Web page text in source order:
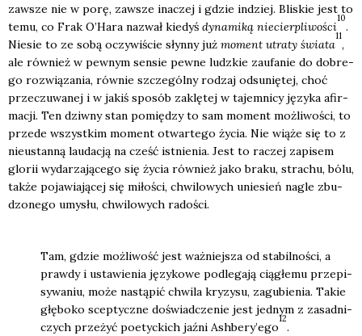
zawsze nie w porę, zawsze ina­czej i gdzie indziej. Bli­skie jest to
temu, co Frak O’Hara nazwał kie­dyś dyna­mi­ką nie­cier­pli­wo­ści
10
.
Nie­sie to ze sobą oczy­wi­ście słyn­ny już moment utra­ty świa­ta
11
,
ale rów­nież w pew­nym sen­sie pew­ne ludz­kie zaufa­nie do dobre­
go roz­wią­za­nia, rów­nie szcze­gól­ny rodzaj odsu­nię­tej, choć
prze­czu­wa­nej i w jakiś spo­sób zaklę­tej w tajem­ni­cy języ­ka afir­
ma­cji. Ten dziw­ny stan pomię­dzy to sam moment moż­li­wo­ści, to
przede wszyst­kim moment otwar­te­go życia. Nie wią­że się to z
nie­ustan­ną lau­da­cją na cześć ist­nie­nia. Jest to raczej zapi­sem
glo­rii wyda­rza­ją­ce­go się życia rów­nież jako bra­ku, stra­chu, bólu,
tak­że poja­wia­ją­cej się miło­ści, chwi­lo­wych unie­sień nagle zbu­
dzo­ne­go umy­słu, chwi­lo­wych rado­ści.
Tam, gdzie moż­li­wość jest waż­niej­sza od sta­bil­no­ści, a
praw­dy i usta­wie­nia języ­ko­we pod­le­ga­ją cią­głe­mu prze­pi­
sy­wa­niu, może nastą­pić chwi­la kry­zy­su, zagu­bie­nia. Takie
głę­bo­ko scep­tycz­ne doświad­cze­nie jest jed­nym z zasad­ni­
czych prze­żyć poetyc­kich jaź­ni Ashbery’ego
12
.